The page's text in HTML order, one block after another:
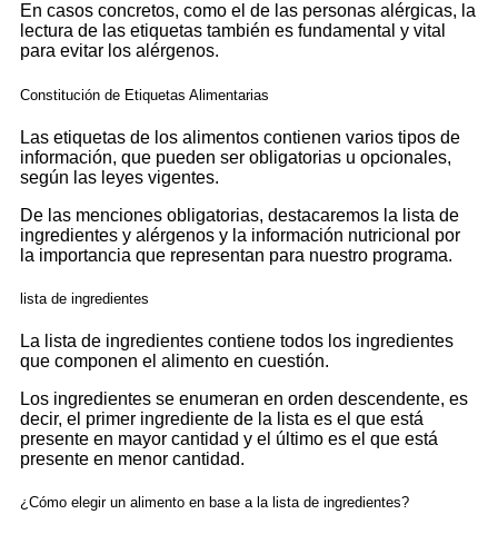
En casos concretos, como el de las personas alérgicas, la
lectura de las etiquetas también es fundamental y vital
para evitar los alérgenos.
Constitución de Etiquetas Alimentarias
Las etiquetas de los alimentos contienen varios tipos de
información, que pueden ser obligatorias u opcionales,
según las leyes vigentes.
De las menciones obligatorias, destacaremos la lista de
ingredientes y alérgenos y la información nutricional por
la importancia que representan para nuestro programa.
lista de ingredientes
La lista de ingredientes contiene todos los ingredientes
que componen el alimento en cuestión.
Los ingredientes se enumeran en orden descendente, es
decir, el primer ingrediente de la lista es el que está
presente en mayor cantidad y el último es el que está
presente en menor cantidad.
¿Cómo elegir un alimento en base a la lista de ingredientes?